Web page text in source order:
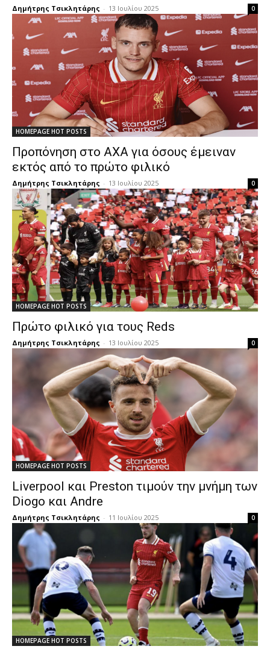
Δημήτρης Τσικλητάρης - 13 Ιουλίου 2025 0
HOMEPAGE HOT POSTS
Προπόνηση στο AXA για όσους έμειναν
εκτός από το πρώτο φιλικό
Δημήτρης Τσικλητάρης - 13 Ιουλίου 2025 0
HOMEPAGE HOT POSTS
Πρώτο φιλικό για τους Reds
Δημήτρης Τσικλητάρης - 13 Ιουλίου 2025 0
HOMEPAGE HOT POSTS
Liverpool και Preston τιμούν την μνήμη των
Diogo και Andre
Δημήτρης Τσικλητάρης - 11 Ιουλίου 2025 0
HOMEPAGE HOT POSTS